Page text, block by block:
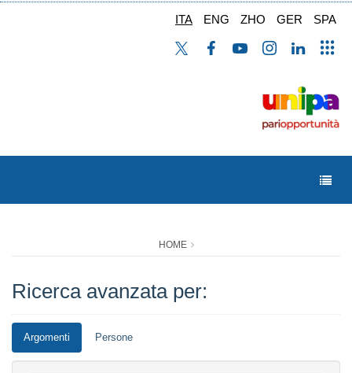
ITA ENG ZHO GER SPA
HOME
Ricerca avanzata per:
Argomenti Persone